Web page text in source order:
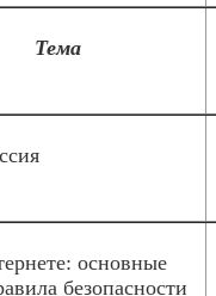
Тема
основные
безопасности